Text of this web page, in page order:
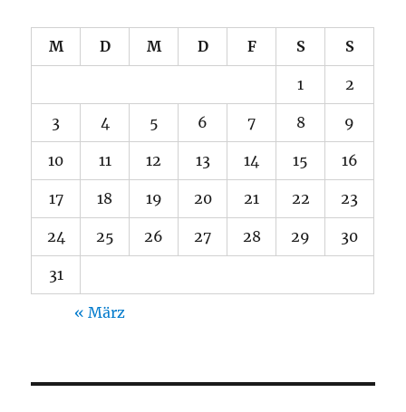
M D M D F S S
1 2
3 4 5 6 7 8 9
10 11 12 13 14 15 16
17 18 19 20 21 22 23
24 25 26 27 28 29 30
31
« März